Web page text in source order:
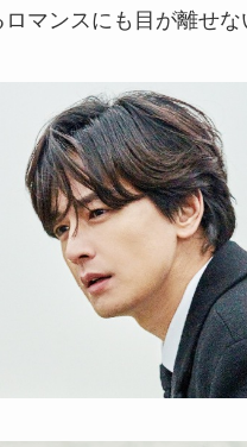
マンスにも目が離せな